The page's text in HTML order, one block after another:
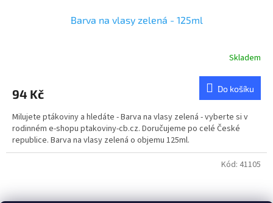
Barva na vlasy zelená - 125ml
Skladem
94 Kč Do košíku
Milujete ptákoviny a hledáte - Barva na vlasy zelená - vyberte si v
rodinném e-shopu ptakoviny-cb.cz. Doručujeme po celé České
republice. Barva na vlasy zelená o objemu 125ml.
Kód: 41105